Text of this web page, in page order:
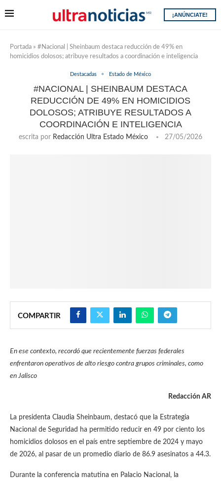
¡ANÚNCIATE!
Portada » #Nacional | Sheinbaum destaca reducción de 49% en
homicidios dolosos; atribuye resultados a coordinación e inteligencia
Destacadas Estado de México
#NACIONAL | SHEINBAUM DESTACA
REDUCCIÓN DE 49% EN HOMICIDIOS
DOLOSOS; ATRIBUYE RESULTADOS A
COORDINACIÓN E INTELIGENCIA
escrita por Redacción Ultra Estado México 27/05/2026
COMPARTIR
En ese contexto, recordó que recientemente fuerzas federales
enfrentaron operativos de alto riesgo contra grupos criminales, como
en Jalisco
Redacción AR
La presidenta Claudia Sheinbaum, destacó que la Estrategia
Nacional de Seguridad ha permitido reducir en 49 por ciento los
homicidios dolosos en el país entre septiembre de 2024 y mayo
de 2026, al pasar de un promedio diario de 86.9 asesinatos a 44.3.
Durante la conferencia matutina en Palacio Nacional, la